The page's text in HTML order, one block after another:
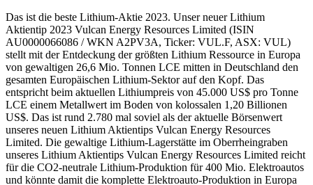
Das ist die beste Lithium-Aktie 2023. Unser neuer Lithium
Aktientip 2023 Vulcan Energy Resources Limited (ISIN
AU0000066086 / WKN A2PV3A, Ticker: VUL.F, ASX: VUL)
stellt mit der Entdeckung der größten Lithium Ressource in Europa
von gewaltigen 26,6 Mio. Tonnen LCE mitten in Deutschland den
gesamten Europäischen Lithium-Sektor auf den Kopf. Das
entspricht beim aktuellen Lithiumpreis von 45.000 US$ pro Tonne
LCE einem Metallwert im Boden von kolossalen 1,20 Billionen
US$. Das ist rund 2.780 mal soviel als der aktuelle Börsenwert
unseres neuen Lithium Aktientips Vulcan Energy Resources
Limited. Die gewaltige Lithium-Lagerstätte im Oberrheingraben
unseres Lithium Aktientips Vulcan Energy Resources Limited reicht
für die CO2-neutrale Lithium-Produktion für 400 Mio. Elektroautos
und könnte damit die komplette Elektroauto-Produktion in Europa